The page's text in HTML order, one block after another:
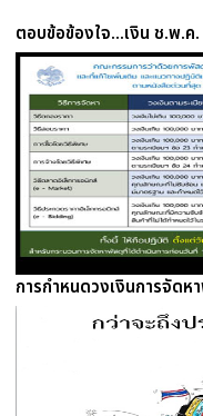
ตอบข้อข้องใจ...เงิน ช.พ.ค
การกำหนดวงเงินการจัดห